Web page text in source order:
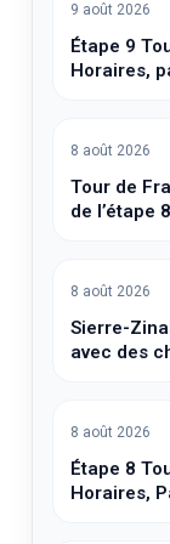
9 août 2026
Étape 9
Horaires,
8 août 2026
Tour de
de l’étape 8
8 août 2026
Sierre-
avec des
8 août 2026
Étape 8
Horaires,